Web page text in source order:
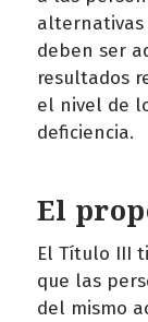
alternativas
deben ser
resultados
el nivel de
deficiencia.
El
El Título III
que las
del mismo